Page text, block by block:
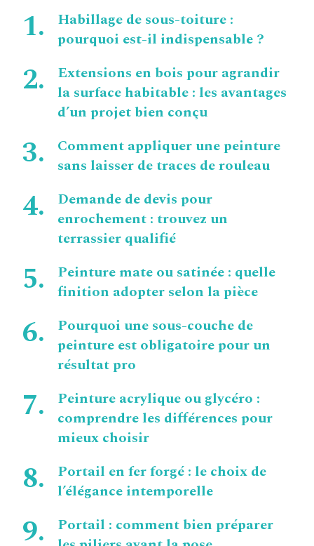
Habillage de sous-toiture :
pourquoi est-il indispensable ?
Extensions en bois pour agrandir
la surface habitable : les avantages
d’un projet bien conçu
Comment appliquer une peinture
sans laisser de traces de rouleau
Demande de devis pour
enrochement : trouvez un
terrassier qualifié
Peinture mate ou satinée : quelle
finition adopter selon la pièce
Pourquoi une sous-couche de
peinture est obligatoire pour un
résultat pro
Peinture acrylique ou glycéro :
comprendre les différences pour
mieux choisir
Portail en fer forgé : le choix de
l’élégance intemporelle
Portail : comment bien préparer